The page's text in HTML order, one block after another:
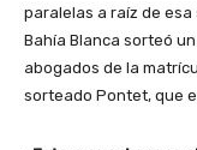
paralelas a raíz de esa
Bahía Blanca sorteó
abogados de la
sorteado Pontet, que